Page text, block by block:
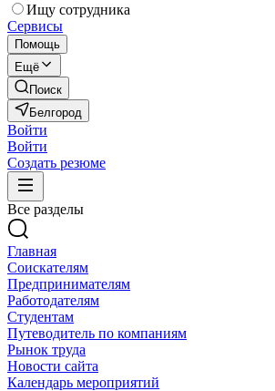
Ищу сотрудника
Сервисы
Помощь
Ещё
Поиск
Белгород
Войти
Войти
Создать резюме
Все разделы
Главная
Соискателям
Предпринимателям
Работодателям
Студентам
Путеводитель по компаниям
Рынок труда
Новости сайта
Календарь мероприятий